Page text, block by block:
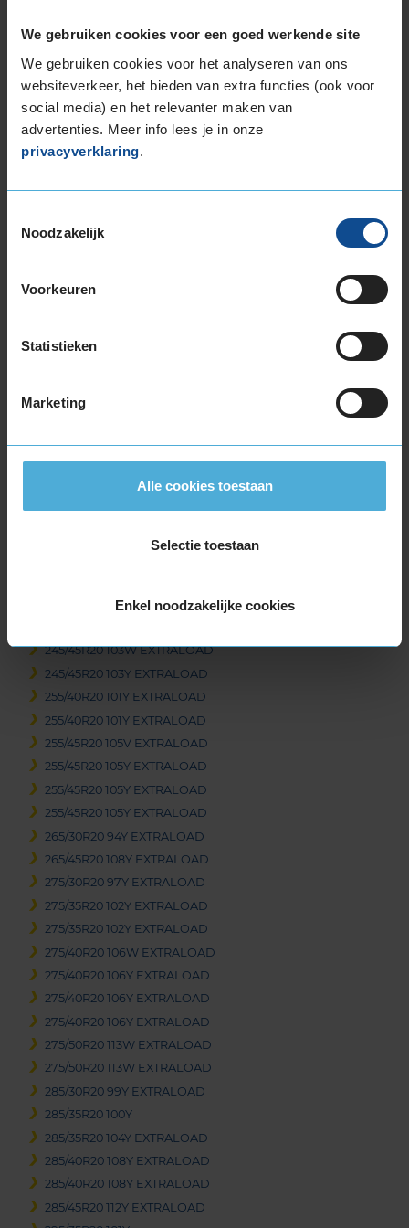
We gebruiken cookies voor een goed werkende site
We gebruiken cookies voor het analyseren van ons
websiteverkeer, het bieden van extra functies (ook voor
social media) en het relevanter maken van
advertenties. Meer info lees je in onze
privacyverklaring.
Noodzakelijk
Voorkeuren
Statistieken
Marketing
Alle cookies toestaan
Selectie toestaan
Enkel noodzakelijke cookies
235/35R19 91Y EXTRALOAD
235/35R19 91Y EXTRALOAD
235/40R19 92Y
235/50R19 99W
235/50R19 99Y
245/40R19 98Y EXTRALOAD
255/35R19 96Y EXTRALOAD
255/45R19 104Y EXTRALOAD
255/50R19 107W EXTRALOAD
265/45R19 105Y EXTRALOAD
275/40R19 105Y EXTRALOAD
295/40R19 108Y EXTRALOAD
235/50R20 104Y EXTRALOAD
245/45R20 103W EXTRALOAD
245/45R20 103Y EXTRALOAD
255/40R20 101Y EXTRALOAD
255/40R20 101Y EXTRALOAD
255/45R20 105V EXTRALOAD
255/45R20 105Y EXTRALOAD
255/45R20 105Y EXTRALOAD
255/45R20 105Y EXTRALOAD
265/30R20 94Y EXTRALOAD
265/45R20 108Y EXTRALOAD
275/30R20 97Y EXTRALOAD
275/35R20 102Y EXTRALOAD
275/35R20 102Y EXTRALOAD
275/40R20 106W EXTRALOAD
275/40R20 106Y EXTRALOAD
275/40R20 106Y EXTRALOAD
275/40R20 106Y EXTRALOAD
275/50R20 113W EXTRALOAD
275/50R20 113W EXTRALOAD
285/30R20 99Y EXTRALOAD
285/35R20 100Y
285/35R20 104Y EXTRALOAD
285/40R20 108Y EXTRALOAD
285/40R20 108Y EXTRALOAD
285/45R20 112Y EXTRALOAD